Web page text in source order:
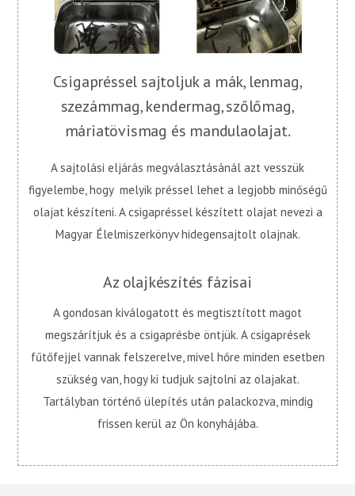
Csigapréssel sajtoljuk a mák, lenmag,
szezámmag, kendermag, szőlőmag,
máriatövismag és mandulaolajat.
A sajtolási eljárás megválasztásánál azt vesszük
figyelembe, hogy melyik préssel lehet a legjobb minőségű
olajat készíteni. A csigapréssel készített olajat nevezi a
Magyar Élelmiszerkönyv hidegensajtolt olajnak.
Az olajkészítés fázisai
A gondosan kiválogatott és megtisztított magot
megszárítjuk és a csigaprésbe öntjük. A csigaprések
fűtőfejjel vannak felszerelve, mivel hőre minden esetben
szükség van, hogy ki tudjuk sajtolni az olajakat.
Tartályban történő ülepítés után palackozva, mindig
frissen kerül az Ön konyhájába.